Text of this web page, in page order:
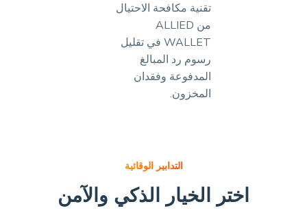
تقنية مكافحة الاحتيال
من ALLIED
WALLET في تقليل
رسوم رد المبالغ
المدفوعة وفقدان
المخزون.
التدابير الوقائية
اختر الخيار الذكي والآمن